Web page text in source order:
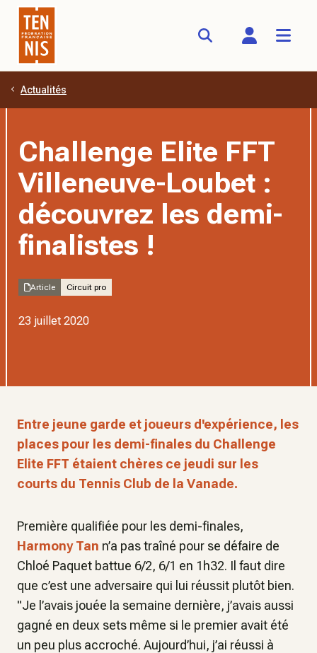
Aller au contenu principal
Actualités
Challenge Elite FFT
Villeneuve-Loubet :
découvrez les demi-
finalistes !
Article Circuit pro
23 juillet 2020
Entre jeune garde et joueurs d'expérience, les
places pour les demi-finales du Challenge
Elite FFT étaient chères ce jeudi sur les
courts du Tennis Club de la Vanade.
Première qualifiée pour les demi-finales,
Harmony Tan n’a pas traîné pour se défaire de
Chloé Paquet battue 6/2, 6/1 en 1h32. Il faut dire
que c’est une adversaire qui lui réussit plutôt bien.
"Je l’avais jouée la semaine dernière, j’avais aussi
gagné en deux sets même si le premier avait été
un peu plus accroché. Aujourd’hui, j’ai réussi à